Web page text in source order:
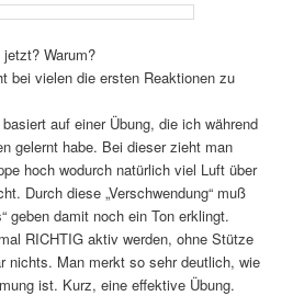
jetzt? Warum?
bei vielen die ersten Reaktionen zu
auf einer Übung, die ich während
gelernt habe. Bei dieser zieht man
hoch wodurch natürlich viel Luft über
Durch diese „Verschwendung“ muß
geben damit noch ein Ton erklingt.
RICHTIG aktiv werden, ohne Stütze
nichts. Man merkt so sehr deutlich, wie
ist. Kurz, eine effektive Übung.